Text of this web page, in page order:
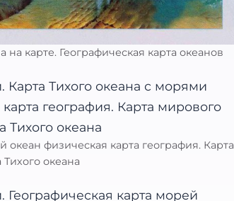
карте. Географическая карта океанов
физическая карта география. Карта
океана